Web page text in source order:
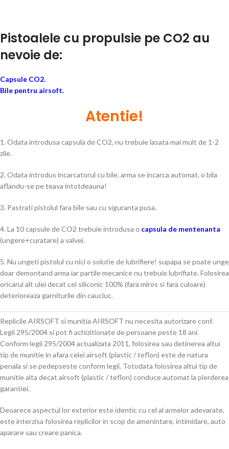
Pistoalele cu propulsie pe CO2 au
nevoie de:
Capsule CO2.
Bile pentru airsoft.
Atentie!
1. Odata introdusa capsula de CO2, nu trebuie lasata mai mult de 1-2
zile.
2. Odata introdus incarcatorul cu bile, arma se incarca automat, o bila
aflandu-se pe teava intotdeauna!
3. Pastrati pistolul fara bile sau cu siguranta pusa.
4. La 10 capsule de CO2 trebuie introdusa o capsula de mentenanta
(ungere+curatare) a valvei.
5. Nu ungeti pistolul cu nici o solutie de lubrifiere! supapa se poate unge
doar demontand arma iar partile mecanice nu trebuie lubrifiate. Folosirea
oricarui alt ulei decat cel siliconic 100% (fara miros si fara culoare)
deterioreaza garniturile din cauciuc.
Replicile AIRSOFT si munitia AIRSOFT nu necesita autorizare conf.
Legii 295/2004 si pot fi achizitionate de persoane peste 18 ani.
Conform legii 295/2004 actualizata 2011, folosirea sau detinerea altui
tip de munitie in afara celei airsoft (plastic / teflon) este de natura
penala si se pedepseste conform legii. Totodata folosirea altui tip de
munitie alta decat airsoft (plastic / teflon) conduce automat la pierderea
garantiei.
Deoarece aspectul lor exterior este identic cu cel al armelor adevarate,
este interzisa folosirea replicilor in scop de amenintare, intimidare, auto
aparare sau creare panica.